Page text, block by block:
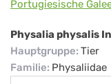
Portugiesische
Physalia physalis
Hauptgruppe: Tier
Familie: Physaliidae